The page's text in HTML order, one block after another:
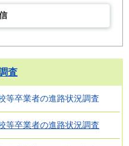
査
等卒業者の進路状況調査
等卒業者の進路状況調査